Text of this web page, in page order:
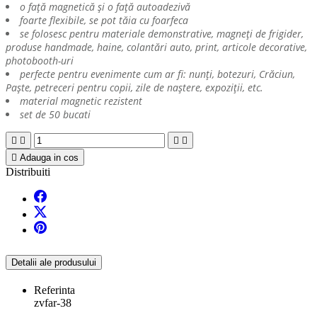
o față magnetică și o față autoadezivă
foarte flexibile, se pot tăia cu foarfeca
se folosesc pentru materiale demonstrative, magneți de frigider,
produse handmade, haine, colantări auto, print, articole decorative,
photobooth-uri
perfecte pentru evenimente cum ar fi: nunți, botezuri, Crăciun,
Paște, petreceri pentru copii, zile de naștere, expoziții, etc.
material magnetic rezistent
set de 50 bucati
   
 Adauga in cos
Distribuiti
Detalii ale produsului
Referinta
zvfar-38